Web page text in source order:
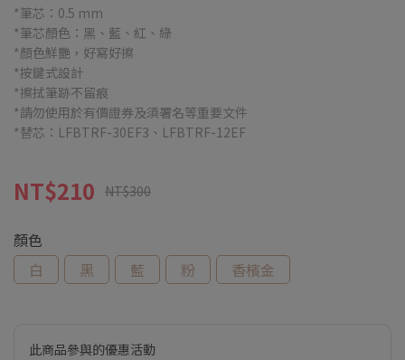
*筆芯：0.5 mm
*筆芯顏色：黑、藍、紅、綠
*顏色鮮艷，好寫好擦
*按鍵式設計
*擦拭筆跡不留痕
*請勿使用於有價證券及須署名等重要文件
*替芯：LFBTRF-30EF3、LFBTRF-12EF
NT$210 NT$300
顏色
白
黑 藍 粉 香檳金
此商品參與的優惠活動